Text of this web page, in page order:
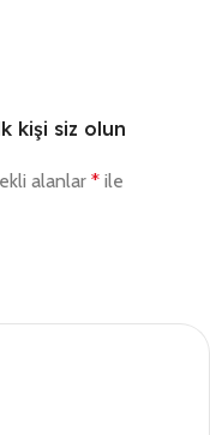
kişi siz olun
alanlar * ile